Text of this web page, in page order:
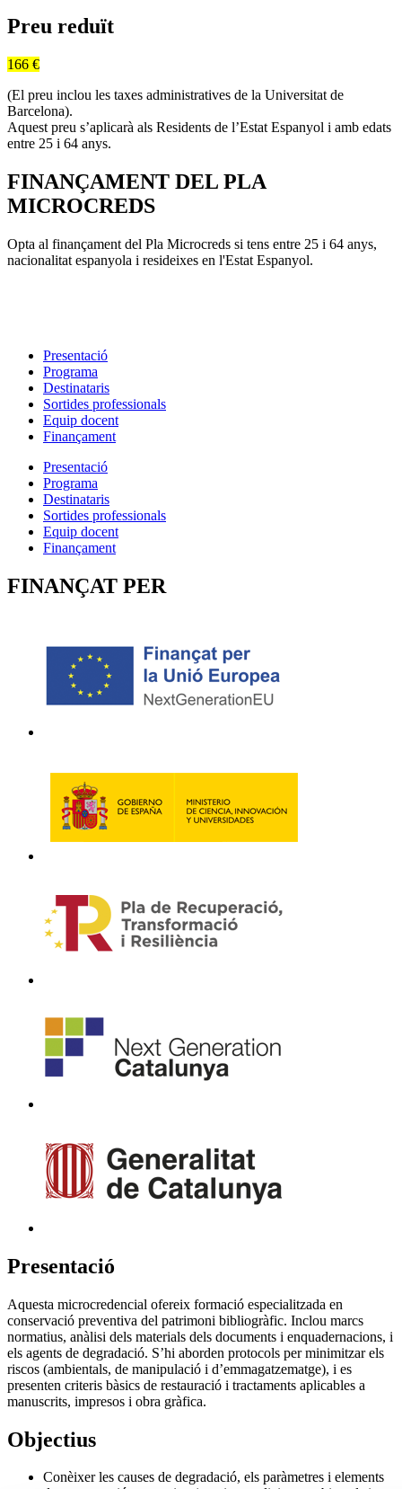
Preu reduït
166 €
(El preu inclou les taxes administratives de la Universitat de
Barcelona).
Aquest preu s’aplicarà als Residents de l’Estat Espanyol i amb edats
entre 25 i 64 anys.
FINANÇAMENT DEL PLA
MICROCREDS
Opta al finançament del Pla Microcreds si tens entre 25 i 64 anys,
nacionalitat espanyola i resideixes en l'Estat Espanyol.
Presentació
Programa
Destinataris
Sortides professionals
Equip docent
Finançament
Presentació
Programa
Destinataris
Sortides professionals
Equip docent
Finançament
FINANÇAT PER
Presentació
Aquesta microcredencial ofereix formació especialitzada en
conservació preventiva del patrimoni bibliogràfic. Inclou marcs
normatius, anàlisi dels materials dels documents i enquadernacions, i
els agents de degradació. S’hi aborden protocols per minimitzar els
riscos (ambientals, de manipulació i d’emmagatzematge), i es
presenten criteris bàsics de restauració i tractaments aplicables a
manuscrits, impresos i obra gràfica.
Objectius
Conèixer les causes de degradació, els paràmetres i elements